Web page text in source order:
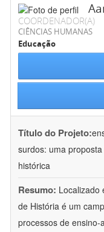
COORDENADOR(A)
CIÊNCIAS HUMANAS
Educação
Título do Projeto:
surdos: uma
histórica
Resumo: Localizado
de História é um
processos de